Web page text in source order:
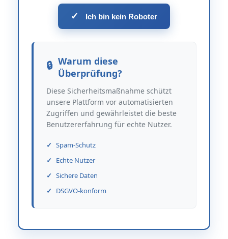
✓ Ich bin kein Roboter
Warum diese
Überprüfung?
Diese Sicherheitsmaßnahme schützt
unsere Plattform vor automatisierten
Zugriffen und gewährleistet die beste
Benutzererfahrung für echte Nutzer.
Spam-Schutz
Echte Nutzer
Sichere Daten
DSGVO-konform